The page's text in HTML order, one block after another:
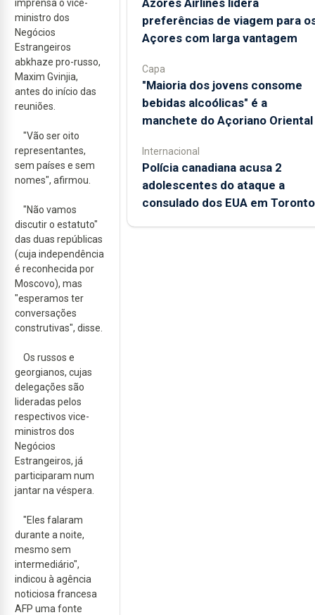
imprensa o vice-
ministro dos
Negócios
Estrangeiros
abkhaze pro-russo,
Maxim Gvinjia,
antes do início das
reuniões.
"Vão ser oito
representantes,
sem países e sem
nomes", afirmou.
"Não vamos
discutir o estatuto"
das duas repúblicas
(cuja independência
é reconhecida por
Moscovo), mas
"esperamos ter
conversações
construtivas", disse.
Os russos e
georgianos, cujas
delegações são
lideradas pelos
respectivos vice-
ministros dos
Negócios
Estrangeiros, já
participaram num
jantar na véspera.
"Eles falaram
durante a noite,
mesmo sem
intermediário",
indicou à agência
noticiosa francesa
AFP uma fonte
preferências de viagem para
Açores com larga vantagem
Capa
"Maioria dos jovens consome
bebidas alcoólicas" é a
manchete do Açoriano Oriental
Internacional
Polícia canadiana acusa 2
adolescentes do ataque a
consulado dos EUA em Toronto